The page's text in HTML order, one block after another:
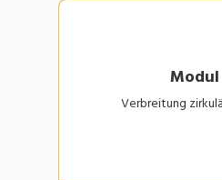
Verbreitung